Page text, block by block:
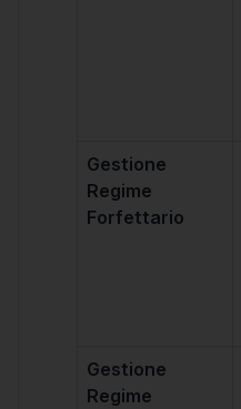
Gestione
Regime
Forfettario
Gestione
Regime